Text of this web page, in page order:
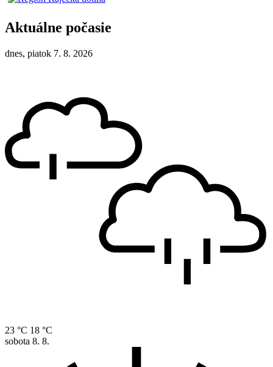
Aktuálne počasie
dnes, piatok 7. 8. 2026
23 °C 18 °C
sobota 8. 8.